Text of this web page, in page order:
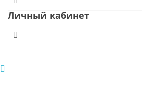
Личный кабинет